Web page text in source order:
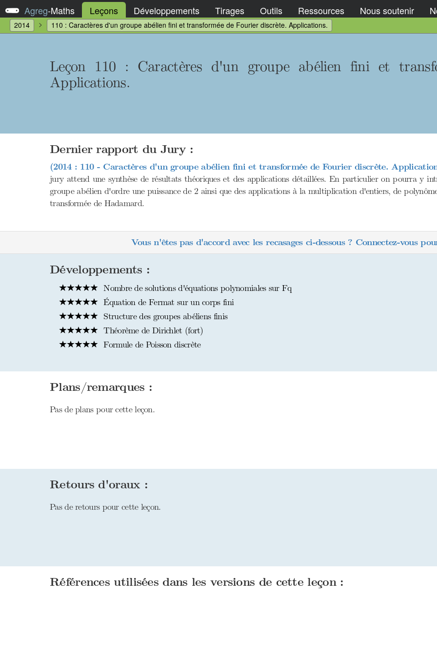
Agreg-Maths Leçons Développements Tirages Outils Ressources Nous soutenir
2014 110 : Caractères d'un groupe abélien fini et transformée de Fourier discrète. Applications.
Leçon 110 : Caractères d'un groupe abélien fini et
Applications.
Dernier rapport du Jury :
(2014 : 110 - Caractères d'un groupe abélien fini et transformée de Fourier discrète.
jury attend une synthèse de résultats théoriques et des applications détaillées. En particulier on pourra y
groupe abélien d'ordre une puissance de 2 ainsi que des applications à la multiplication d'entiers, de
transformée de Hadamard.
Vous n'êtes pas d'accord avec les recasages ci-dessous ? Connectez-vous
Développements :
Nombre de solutions d'équations polynomiales sur Fq
Équation de Fermat sur un corps fini
Structure des groupes abéliens finis
Théorème de Dirichlet (fort)
Formule de Poisson discrète
Plans/remarques :
Pas de plans pour cette leçon.
Retours d'oraux :
Pas de retours pour cette leçon.
Références utilisées dans les versions de cette leçon :